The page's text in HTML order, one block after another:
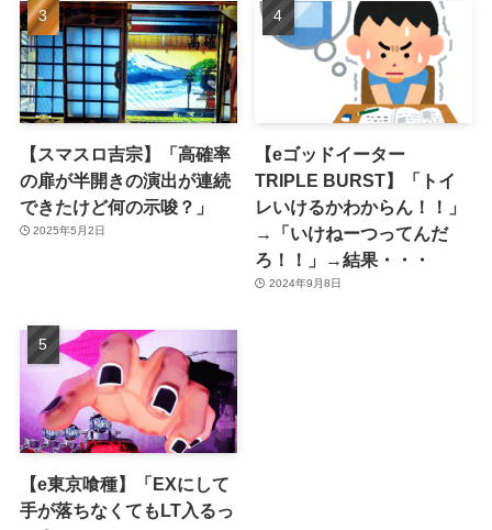
【スマスロ吉宗】「高確率
の扉が半開きの演出が連続
できたけど何の示唆？」
2025年5月2日
【eゴッドイーター
TRIPLE BURST】「トイ
レいけるかわからん！！」
→「いけねーつってんだ
ろ！！」→結果・・・
2024年9月8日
【e東京喰種】「EXにして
手が落ちなくてもLT入るっ